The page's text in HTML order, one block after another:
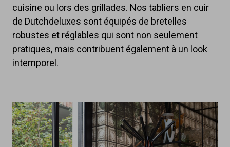
cuisine ou lors des grillades. Nos tabliers en cuir
de Dutchdeluxes sont équipés de bretelles
robustes et réglables qui sont non seulement
pratiques, mais contribuent également à un look
intemporel.